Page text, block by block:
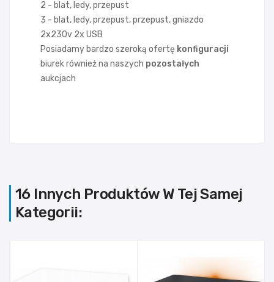
2 - blat, ledy, przepust
3 - blat, ledy, przepust, przepust, gniazdo
2x230v 2x USB
Posiadamy bardzo szeroką ofertę konfiguracji
biurek również na naszych pozostałych
aukcjach
16 Innych Produktów W Tej Samej
Kategorii: